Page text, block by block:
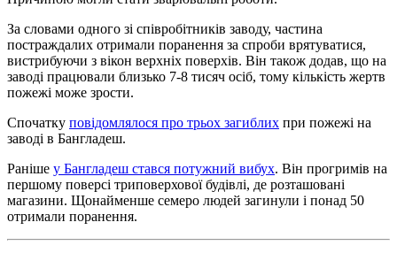
За словами одного зі співробітників заводу, частина
постраждалих отримали поранення за спроби врятуватися,
вистрибуючи з вікон верхніх поверхів. Він також додав, що на
заводі працювали близько 7-8 тисяч осіб, тому кількість жертв
пожежі може зрости.
Спочатку повідомлялося про трьох загиблих при пожежі на
заводі в Бангладеш.
Раніше у Бангладеш стався потужний вибух. Він прогримів на
першому поверсі триповерхової будівлі, де розташовані
магазини. Щонайменше семеро людей загинули і понад 50
отримали поранення.